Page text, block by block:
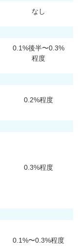
なし
0.1%後半〜0.3%
程度
0.2%程度
0.3%程度
0.1%〜0.3%程度